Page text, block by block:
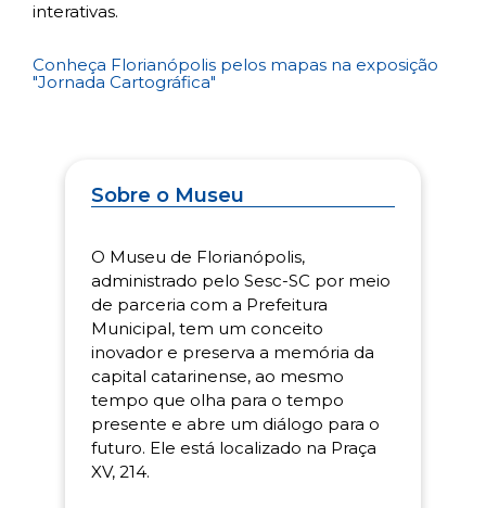
interativas.
Conheça Florianópolis pelos mapas na exposição
"Jornada Cartográfica"
Sobre o Museu
O Museu de Florianópolis,
administrado pelo Sesc-SC por meio
de parceria com a Prefeitura
Municipal, tem um conceito
inovador e preserva a memória da
capital catarinense, ao mesmo
tempo que olha para o tempo
presente e abre um diálogo para o
futuro. Ele está localizado na Praça
XV, 214.